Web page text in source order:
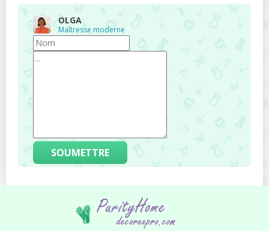
OLGA
Maîtresse moderne
SOUMETTRE